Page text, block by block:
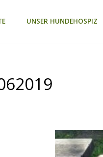
UNSER HUNDEHOSPIZ